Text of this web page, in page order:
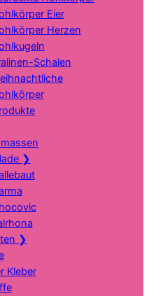
Eier
Herzen
Schalen
❯
❯
Kleber